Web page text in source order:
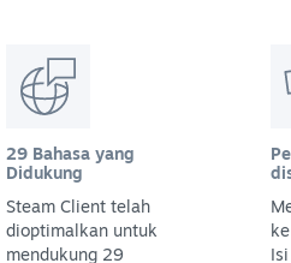
29 Bahasa yang
Didukung
Steam Client telah
dioptimalkan untuk
mendukung 29